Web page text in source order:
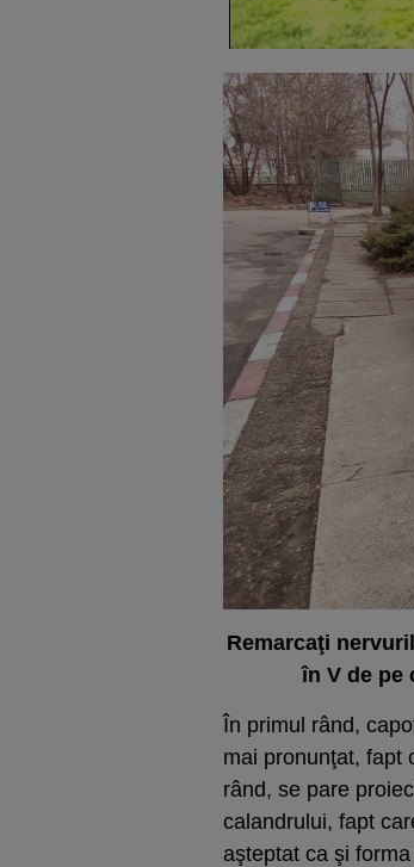
Remarcaţi
în V de pe
În primul rând,
mai pronunţat, fapt
rând, se pare
calandrului, fapt
aşteptat ca şi